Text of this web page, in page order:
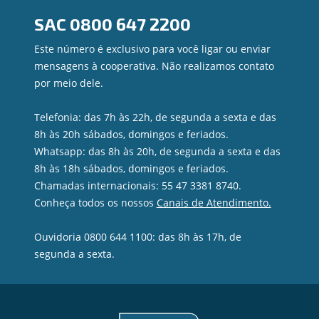
Ouvidoria
SAC 0800 647 2200
Este número é exclusivo para você ligar ou enviar
mensagens à cooperativa. Não realizamos contato
por meio dele.
Telefonia: das 7h às 22h, de segunda a sexta e das
8h às 20h sábados, domingos e feriados.
Whatsapp: das 8h às 20h, de segunda a sexta e das
8h às 18h sábados, domingos e feriados.
Chamadas internacionais: 55 47 3381 8740.
Conheça todos os nossos Canais de Atendimento.
Ouvidoria 0800 644 1100: das 8h às 17h, de
segunda a sexta.